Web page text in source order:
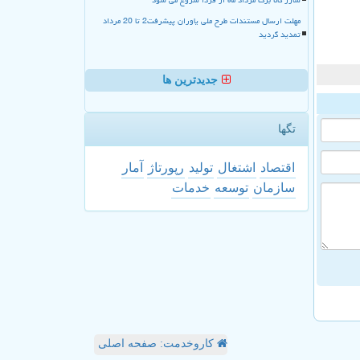
مهلت ارسال مستندات طرح ملی یاوران پیشرفت2 تا 20 مرداد
تمدید گردید
جدیدترین ها
تگها
اقتصاد اشتغال تولید رپورتاژ
آمار
سازمان توسعه خدمات
کاروخدمت: صفحه اصلی